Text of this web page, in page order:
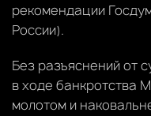
рекомендации
России).
Без разъяснений от
в ходе банкротства
молотом и